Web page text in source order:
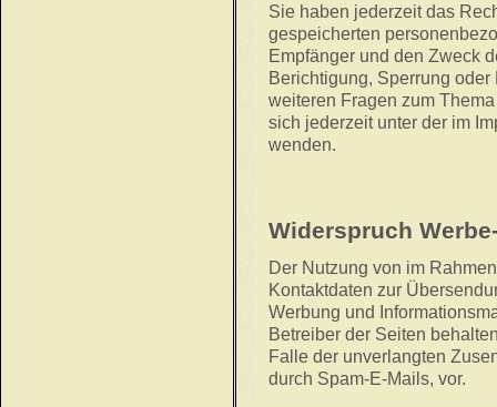
Sie haben jederzeit das
gespeicherten
Empfänger und den Zweck
Berichtigung, Sperrung
weiteren Fragen zum
sich jederzeit unter der im
wenden.
Widerspruch
Der Nutzung von im
Kontaktdaten zur
Werbung und
Betreiber der Seiten
Falle der unverlangten
durch Spam-E-Mails, vor.